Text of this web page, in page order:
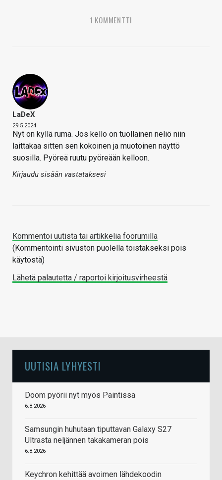
1 KOMMENTTI
LaDeX
29.5.2024
Nyt on kyllä ruma. Jos kello on tuollainen neliö niin
laittakaa sitten sen kokoinen ja muotoinen näyttö
suosilla. Pyöreä ruutu pyöreään kelloon.
Kirjaudu sisään vastataksesi
Kommentoi uutista tai artikkelia foorumilla
(Kommentointi sivuston puolella toistakseksi pois
käytöstä)
Lähetä palautetta / raportoi kirjoitusvirheestä
UUTISIA LYHYESTI
Doom pyörii nyt myös Paintissa
6.8.2026
Samsungin huhutaan tiputtavan Galaxy S27
Ultrasta neljännen takakameran pois
6.8.2026
Keychron kehittää avoimen lähdekoodin